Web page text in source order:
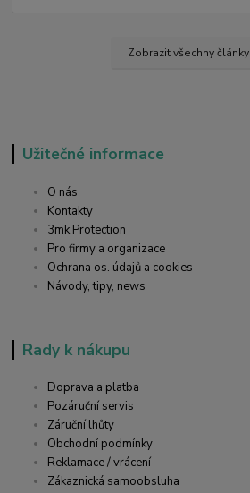
Zobrazit všechny články
Užitečné informace
O nás
Kontakty
3mk Protection
Pro firmy a organizace
Ochrana os. údajů a cookies
Návody, tipy, news
Rady k nákupu
Doprava a platba
Pozáruční servis
Záruční lhůty
Obchodní podmínky
Reklamace / vrácení
Zákaznická samoobsluha